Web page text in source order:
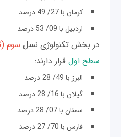
کرمان با 27/ 49 درصد
اردبیل با 09/ 53 درصد
در بخش تکنولوژی نسل سوم (3G)
سطح اول قرار دارند:
البرز با 49/ 28 درصد
گیلان با 16/ 28 درصد
سمنان با 07/ 28 درصد
فارس با 70/ 27 درصد